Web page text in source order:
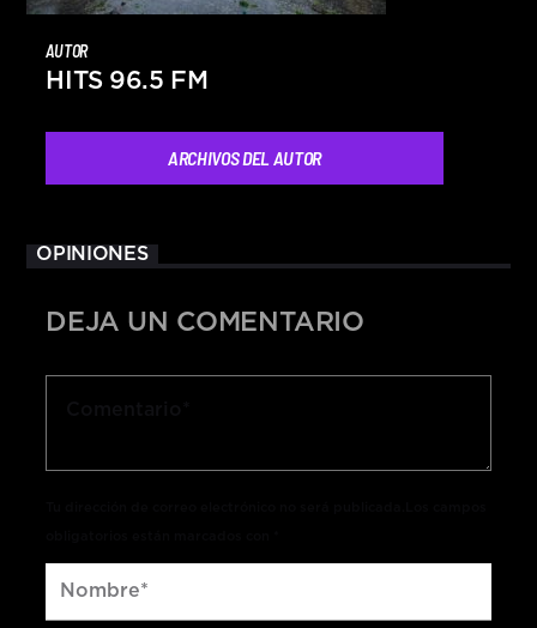
AUTOR
HITS 96.5 FM
ARCHIVOS DEL AUTOR
OPINIONES
DEJA UN COMENTARIO